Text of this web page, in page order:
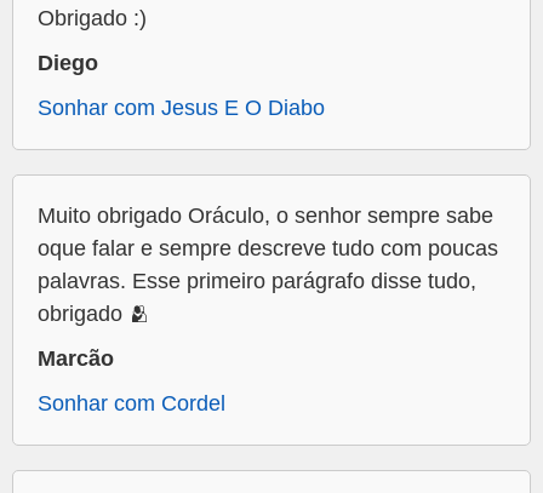
Obrigado :)
Diego
Sonhar com Jesus E O Diabo
Muito obrigado Oráculo, o senhor sempre sabe
oque falar e sempre descreve tudo com poucas
palavras. Esse primeiro parágrafo disse tudo,
obrigado 🫂
Marcão
Sonhar com Cordel